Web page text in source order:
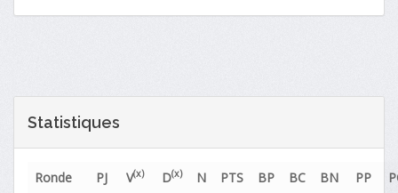
Statistiques
Ronde PJ V(x) D(x) N PTS BP BC BN PP